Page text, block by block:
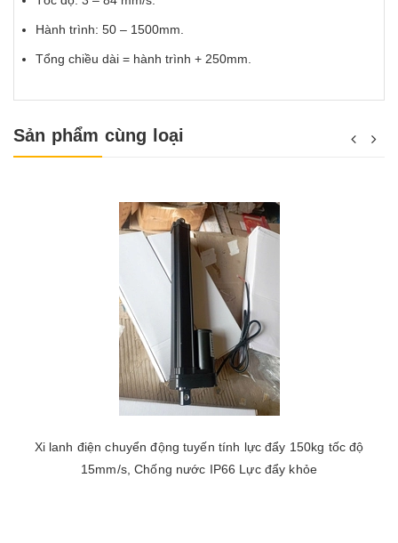
Hành trình: 50 – 1500mm.
Tổng chiều dài = hành trình + 250mm.
Sản phẩm cùng loại
Xi lanh điện chuyển động tuyến tính lực đẩy 150kg tốc độ
15mm/s, Chống nước IP66 Lực đẩy khỏe